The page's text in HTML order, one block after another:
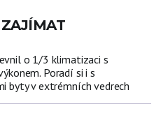
o 1/3 klimatizaci s
Poradí si i s
byty v extrémních vedrech